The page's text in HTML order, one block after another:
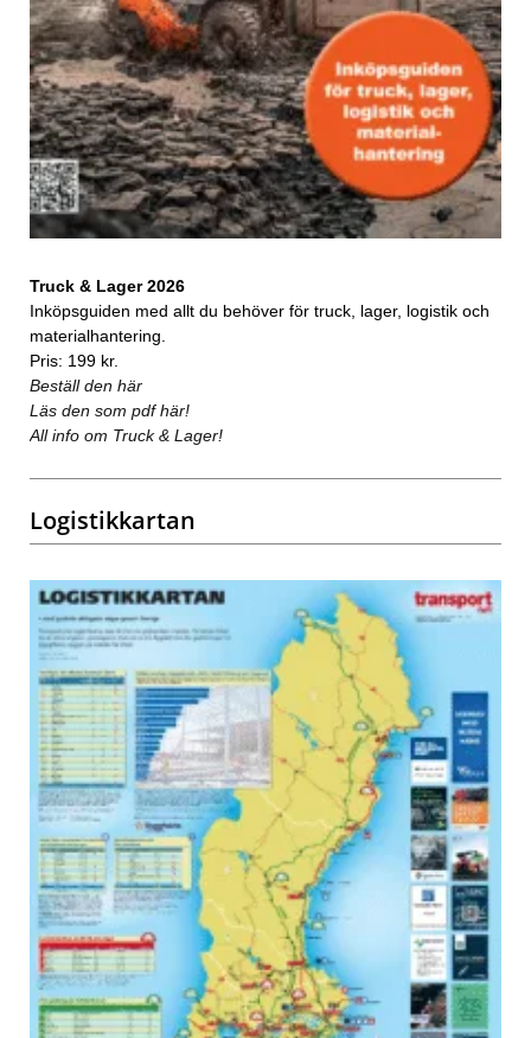
Truck & Lager 2026
Inköpsguiden med allt du behöver för truck, lager, logistik och
materialhantering.
Pris: 199 kr.
Beställ den här
Läs den som pdf här!
All info om Truck & Lager!
Logistikkartan